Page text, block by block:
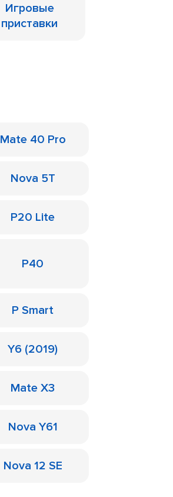
Игровые
приставки
Mate 40 Pro
Nova 5T
P20 Lite
P40
P Smart
Y6 (2019)
Mate X3
Nova Y61
Nova 12 SE